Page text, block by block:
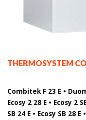
THERMOSYSTEM
Combitek F 23 E •
Ecosy 2 28 E • Ecosy 2
SB 24 E • Ecosy SB 28